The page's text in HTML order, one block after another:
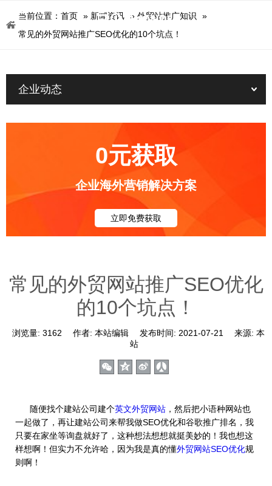
当前位置： 首页 » 新闻资讯 » 外贸站推广知识
»
常见的外贸网站推广SEO优化的10个坑点！
企业动态
0元获取
企业海外营销解决方案
立即免费获取
常见的外贸网站推广SEO优化
的10个坑点！
浏览量: 3162 作者: 本站编辑 发布时间: 2021-07-21 来源: 本
站
随便找个建站公司建个英文外贸网站 ，然后把小语种网站也
一起做了，再让建站公司来帮我做SEO优化和谷歌推广排名，我
只要在家坐等询盘就好了，这种想法想想就挺美妙的！我也想这
样想啊！但实力不允许哈，因为我是真的懂外贸网站SEO优化规
则啊！